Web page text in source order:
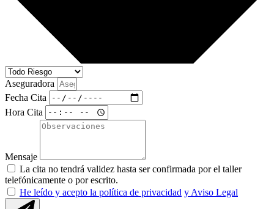
Aseguradora
Fecha Cita
Hora Cita
Mensaje
La cita no tendrá validez hasta ser confirmada por el taller
telefónicamente o por escrito.
He leído y acepto la política de privacidad y Aviso Legal